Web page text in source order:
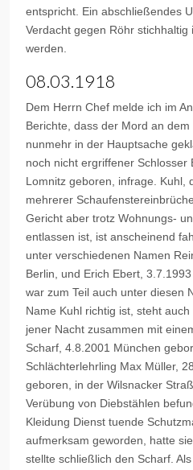
entspricht. Ein abschließendes
Verdacht gegen Röhr
werden.
08.03.1918
Dem Herrn Chef melde ich im
Berichte, dass der Mord an
nunmehr in der Hauptsache
noch nicht ergriffener Schlosser
Lomnitz geboren, infrage. Kuhl,
mehrerer
Gericht aber trotz Wohnungs-
entlassen ist, ist anscheinend
unter verschiedenen Namen
Berlin, und Erich Ebert,
war zum Teil auch unter diesen
Name Kuhl richtig ist, steht
jener Nacht zusammen mit
Scharf, 4.8.2001 München
Schlächterlehrling Max Müller,
geboren, in der Wilsnacker
Verübung von Diebstählen
Kleidung Dienst tuende
aufmerksam geworden, hatte
stellte schließlich den Scharf.